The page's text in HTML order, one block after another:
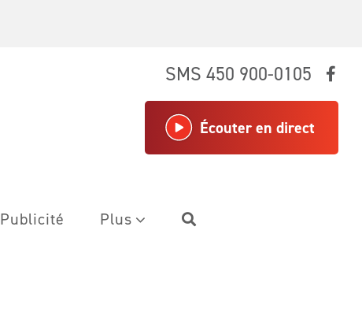
SMS 450 900-0105
Écouter en direct
Publicité Plus